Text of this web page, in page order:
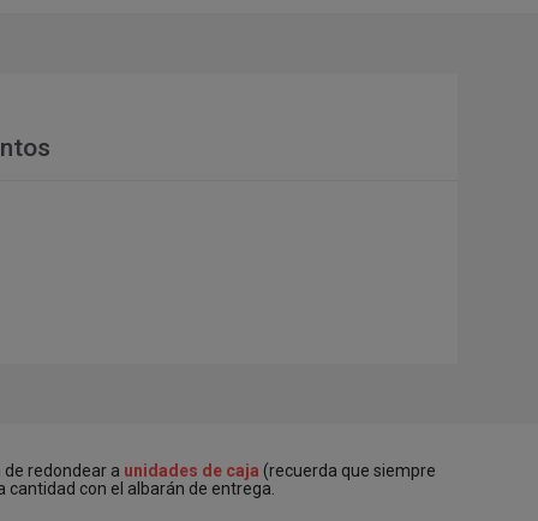
redondear a unidades de caja (recuerda que siempre
con el albarán de entrega.